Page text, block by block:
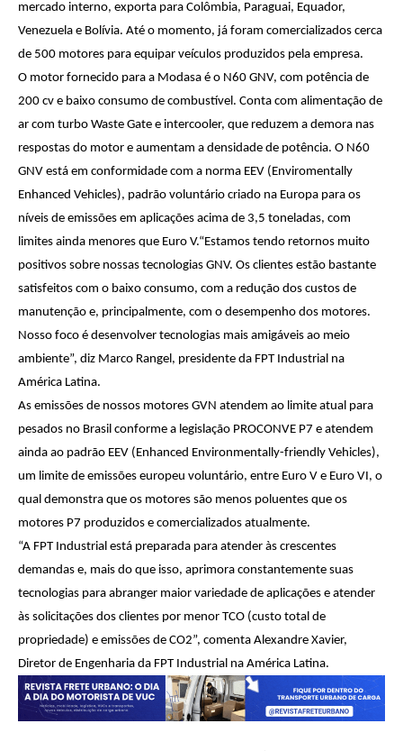
mercado interno, exporta para Colômbia, Paraguai, Equador,
Venezuela e Bolívia. Até o momento, já foram comercializados cerca
de 500 motores para equipar veículos produzidos pela empresa.
O motor fornecido para a Modasa é o N60 GNV, com potência de
200 cv e baixo consumo de combustível. Conta com alimentação de
ar com turbo Waste Gate e intercooler, que reduzem a demora nas
respostas do motor e aumentam a densidade de potência. O N60
GNV está em conformidade com a norma EEV (Enviromentally
Enhanced Vehicles), padrão voluntário criado na Europa para os
níveis de emissões em aplicações acima de 3,5 toneladas, com
limites ainda menores que Euro V.“Estamos tendo retornos muito
positivos sobre nossas tecnologias GNV. Os clientes estão bastante
satisfeitos com o baixo consumo, com a redução dos custos de
manutenção e, principalmente, com o desempenho dos motores.
Nosso foco é desenvolver tecnologias mais amigáveis ao meio
ambiente”, diz Marco Rangel, presidente da FPT Industrial na
América Latina.
As emissões de nossos motores GVN atendem ao limite atual para
pesados no Brasil conforme a legislação PROCONVE P7 e atendem
ainda ao padrão EEV (Enhanced Environmentally-friendly Vehicles),
um limite de emissões europeu voluntário, entre Euro V e Euro VI, o
qual demonstra que os motores são menos poluentes que os
motores P7 produzidos e comercializados atualmente.
“A FPT Industrial está preparada para atender às crescentes
demandas e, mais do que isso, aprimora constantemente suas
tecnologias para abranger maior variedade de aplicações e atender
às solicitações dos clientes por menor TCO (custo total de
propriedade) e emissões de CO2”, comenta Alexandre Xavier,
Diretor de Engenharia da FPT Industrial na América Latina.